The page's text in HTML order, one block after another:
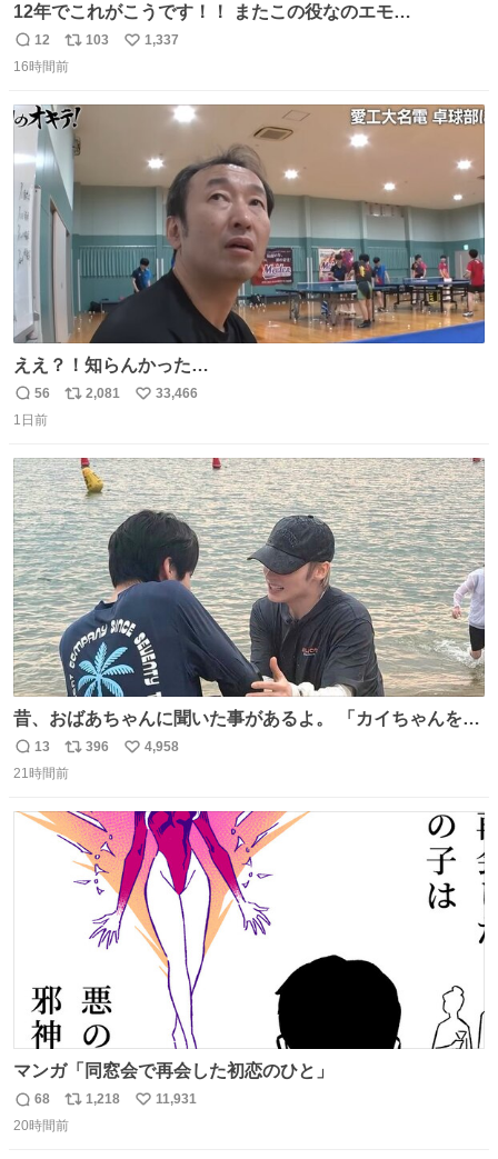
12年でこれがこうです！！ またこの役なのエモ
い！！！！❣️ もうはたちになってしまった
返
信
12
リ
ポ
ト
数
103
い
1,337
16時間前
ええ？！知らんかった…
返
信
56
リ
ト
数
2,081
い
数
33,466
1日前
昔、おばあちゃんに聞いた事があるよ。 「カイちゃんをい
じめると、アイツが海から上がって来るぞ。」って。
返
信
13
リ
ポ
ト
数
396
い
数
4,958
21時間前
マンガ「同窓会で再会した初恋のひと」
返
信
68
リ
ポ
1,218
い
11,931
20時間前